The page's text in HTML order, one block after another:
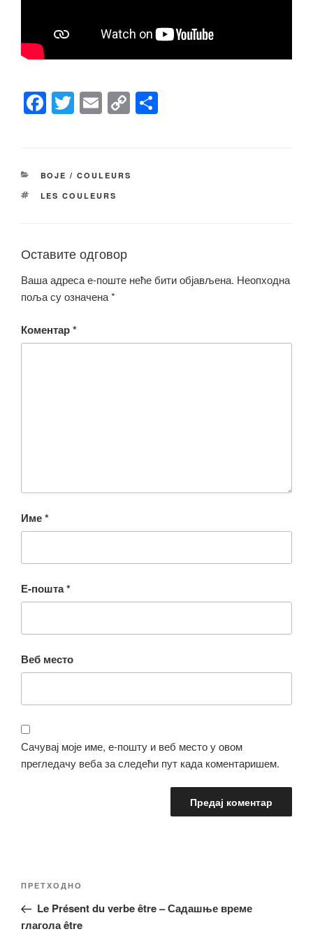
F
a
e
b
k
T
wi
er
E
m
C
o
КАТЕГОРИЈЕ
BOJE / COULEURS
ОЗНАКЕ
LES COULEURS
Оставите одговор
Ваша адреса е-поште неће бити објављена. Неопходна
поља су означена*
Коментар*
Име*
Е-пошта*
Веб место
Сачувај моје име, е-пошту и веб место у овом
прегледачу веба за следећи пут када коментаришем.
Кретање
Претходни
чланак
ПРЕТХОДНО
Le Présent du verbe être – Садашње време
глагола être